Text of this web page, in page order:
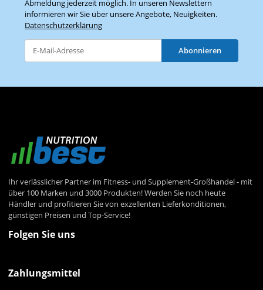
Abmeldung jederzeit möglich. In unseren Newslettern
informieren wir Sie über unsere Angebote, Neuigkeiten.
Datenschutzerklärung
Abonnieren
Ihr verlässlicher Partner im Fitness- und Supplement-Großhandel - mit
über 100 Marken und 3000 Produkten! Werden Sie noch heute
Händler und profitieren Sie von exzellenten Lieferkonditionen,
günstigen Preisen und Top-Service!
Folgen Sie uns
Zahlungsmittel